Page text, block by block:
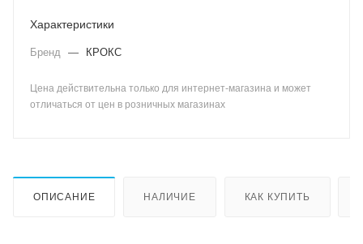
Характеристики
Бренд — КРОКС
Цена действительна только для интернет-магазина и может
отличаться от цен в розничных магазинах
ОПИСАНИЕ НАЛИЧИЕ КАК КУПИТЬ